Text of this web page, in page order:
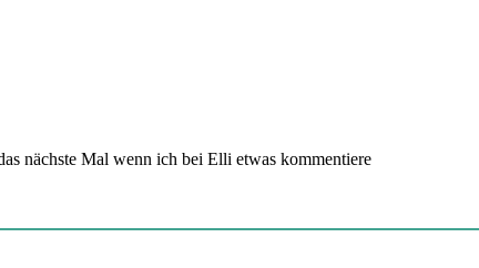
nächste Mal wenn ich bei Elli etwas kommentiere